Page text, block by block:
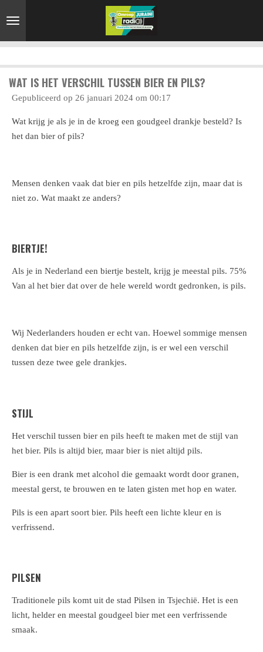
direct
naar
WAT IS HET VERSCHIL TUSSEN BIER EN PILS?
Gepubliceerd op 26 januari 2024 om 00:17
Wat krijg je als je in de kroeg een goudgeel drankje besteld? Is
het dan bier of pils?
Mensen denken vaak dat bier en pils hetzelfde zijn, maar dat is
niet zo. Wat maakt ze anders?
BIERTJE!
Als je in Nederland een biertje bestelt, krijg je meestal pils. 75%
Van al het bier dat over de hele wereld wordt gedronken, is pils.
Wij Nederlanders houden er echt van. Hoewel sommige mensen
denken dat bier en pils hetzelfde zijn, is er wel een verschil
tussen deze twee gele drankjes.
STIJL
Het verschil tussen bier en pils heeft te maken met de stijl van
het bier. Pils is altijd bier, maar bier is niet altijd pils.
Bier is een drank met alcohol die gemaakt wordt door granen,
meestal gerst, te brouwen en te laten gisten met hop en water.
Pils is een apart soort bier. Pils heeft een lichte kleur en is
verfrissend.
PILSEN
Traditionele pils komt uit de stad Pilsen in Tsjechië. Het is een
licht, helder en meestal goudgeel bier met een verfrissende
smaak.